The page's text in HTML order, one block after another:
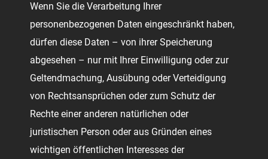
Wenn Sie die Verarbeitung Ihrer
personenbezogenen Daten eingeschränkt haben,
dürfen diese Daten – von ihrer Speicherung
abgesehen – nur mit Ihrer Einwilligung oder zur
Geltendmachung, Ausübung oder Verteidigung
von Rechtsansprüchen oder zum Schutz der
Rechte einer anderen natürlichen oder
juristischen Person oder aus Gründen eines
wichtigen öffentlichen Interesses der